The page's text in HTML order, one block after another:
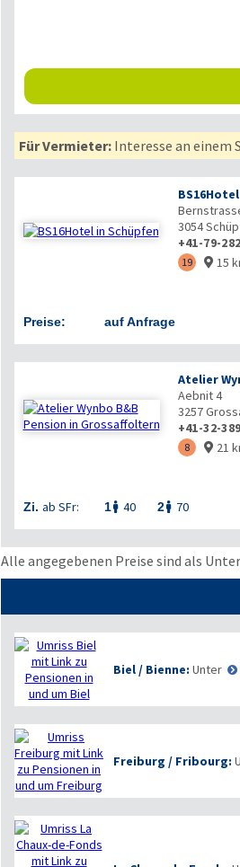
Für Vermieter:Interesse an einem
BS16Hotel
3054
+41-79-
19  15
Preise: auf Anfrage
Atelier
Aebnit 4
3257
+41-32-
8  21
Zi. ab SFr: 1 40 2 70
Alle angegebenen Preise sind als
Biel / Bienne: Unter
Freiburg / Fribourg: